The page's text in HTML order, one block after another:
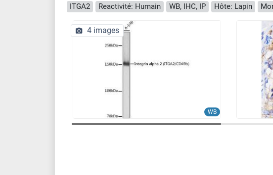
ITGA2 Reactivité: Humain WB, IHC, IP Hôte: Lapin
WB
4 images